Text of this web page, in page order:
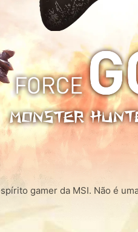
gamer da MSI. Não é